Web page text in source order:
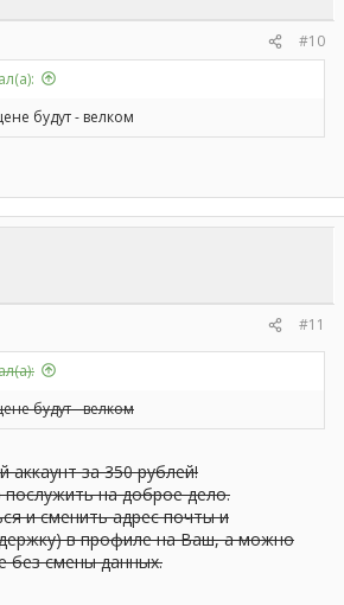
#10
будут - велком
#11
будут - велком
аккаунт за 350 рублей!
на доброе дело.
и сменить адрес почты и
в профиле на Ваш, а можно
без смены данных.